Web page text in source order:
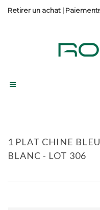
Retirer un achat | Paiement
1 PLAT CHINE BLEU
BLANC - LOT 306